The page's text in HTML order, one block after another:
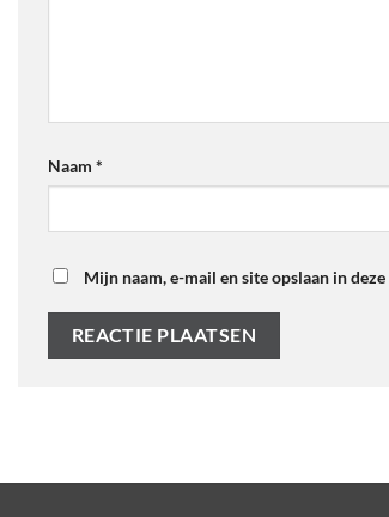
Naam *
Mijn naam, e-mail en site opslaan in